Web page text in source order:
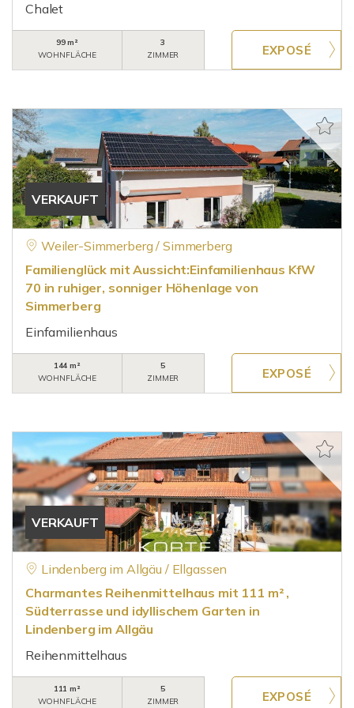
Chalet
99 m²
WOHNFLÄCHE
3
ZIMMER
VERKAUFT
Weiler-Simmerberg / Simmerberg
Familienglück mit Aussicht:Einfamilienhaus KfW
70 in ruhiger, sonniger Höhenlage von
Simmerberg
Einfamilienhaus
144 m²
WOHNFLÄCHE
5
ZIMMER
VERKAUFT
Lindenberg im Allgäu / Ellgassen
Charmantes Reihenmittelhaus mit 111 m² ,
Südterrasse und idyllischem Garten in
Lindenberg im Allgäu
Reihenmittelhaus
111 m²
WOHNFLÄCHE
5
ZIMMER